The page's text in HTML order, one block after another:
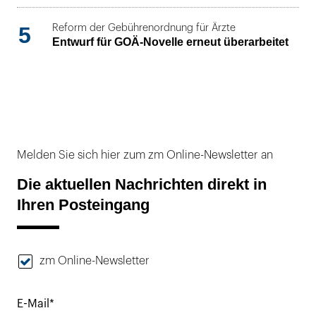
5 Reform der Gebührenordnung für Ärzte
Entwurf für GOÄ-Novelle erneut überarbeitet
Melden Sie sich hier zum zm Online-Newsletter an
Die aktuellen Nachrichten direkt in
Ihren Posteingang
zm Online-Newsletter
E-Mail*